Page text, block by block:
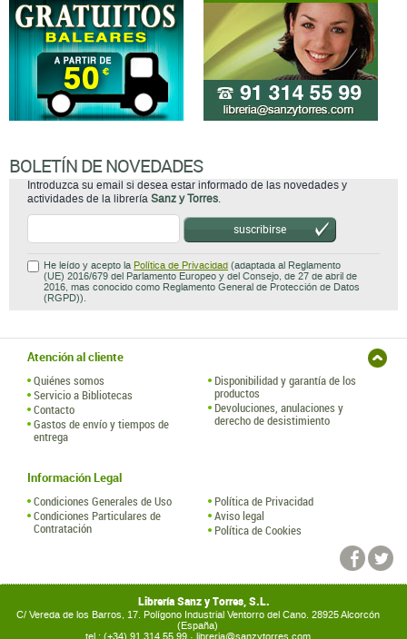
BOLETÍN DE NOVEDADES
Introduzca su email si desea estar informado de las novedades y
actividades de la librería Sanz y Torres.
suscribirse
He leído y acepto la Política de Privacidad (adaptada al Reglamento
(UE) 2016/679 del Parlamento Europeo y del Consejo, de 27 de abril de
2016, mas conocido como Reglamento General de Protección de Datos
(RGPD)).
Atención al cliente
Quiénes somos
Servicio a Bibliotecas
Contacto
Gastos de envío y tiempos de
entrega
Disponibilidad y garantía de los
productos
Devoluciones, anulaciones y
derecho de desistimiento
Información Legal
Condiciones Generales de Uso
Condiciones Particulares de
Contratación
Política de Privacidad
Aviso legal
Política de Cookies
Librería Sanz y Torres, S.L.
C/ Vereda de los Barros, 17. Polígono Industrial Ventorro del Cano. 28925 Alcorcón
(España)